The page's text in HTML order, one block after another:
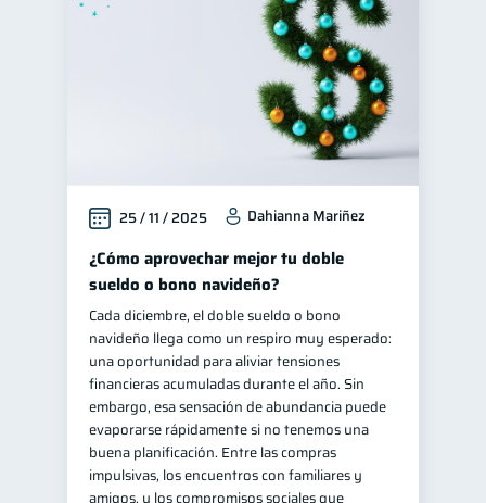
25 / 11 / 2025 Dahianna Mariñez
¿Cómo aprovechar mejor tu doble
sueldo o bono navideño?
Cada diciembre, el doble sueldo o bono
navideño llega como un respiro muy esperado:
una oportunidad para aliviar tensiones
financieras acumuladas durante el año. Sin
embargo, esa sensación de abundancia puede
evaporarse rápidamente si no tenemos una
buena planificación. Entre las compras
impulsivas, los encuentros con familiares y
amigos, y los compromisos sociales que